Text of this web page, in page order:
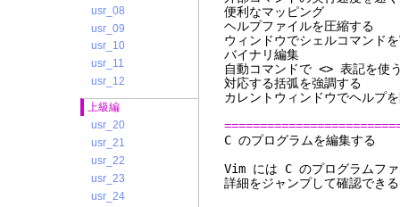
usr_08
usr_09
usr_10
usr_11
usr_12
上級編
usr_20
usr_21
usr_22
usr_23
usr_24
便利なマ
ヘルプファイ
ウィンドウでシェル
バイナ
自動コマンドで
対応する括
カレントウィンド
C のプログ
Vim には C のプログラムファ
詳細をジャンプして確認でき